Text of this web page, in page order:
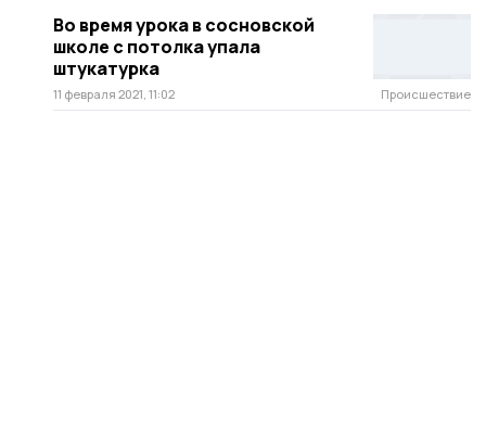
Во время урока в сосновской
школе с потолка упала
штукатурка
11 февраля 2021, 11:02 Происшествие